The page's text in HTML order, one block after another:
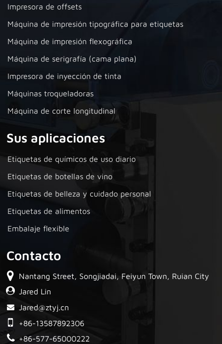
Impresora de offsets
Máquina de impresión tipográfica para etiquetas
Máquina de impresión flexográfica
Máquina de serigrafía (cama plana)
Impresora de inyección de tinta
Máquinas troqueladoras
Máquina de corte longitudinal
Sus aplicaciones
Etiquetas de químicos de uso diario
Etiquetas de botellas de vino
Etiquetas de belleza y cuidado personal
Etiquetas de alimentos
Embalaje flexible
Contacto
Nantang Street, Songjiadai, Feiyun Town, Ruian City
Jared Lin
Jared@ztyj.cn
+86-13587892306
+86-577-65000222